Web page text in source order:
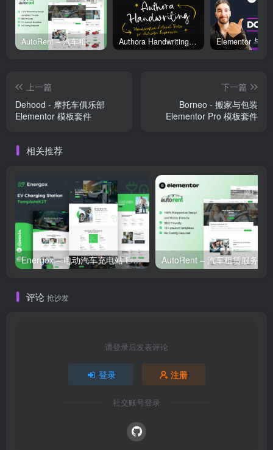
AutoRent – 汽车租赁服务 Elementor 模板套件 Authora Handwriting – 手写字体
上一篇
Dehood - 摩托车俱乐部
Elementor 模板套件
下一篇
Borneo - 搬家与包装
Elementor Pro 模板套件
相关推荐
Energox – 电动汽车充电站 Elementor 模板套件
评论 抢沙发
请登录后发表评论
登录 注册
社交账号登录